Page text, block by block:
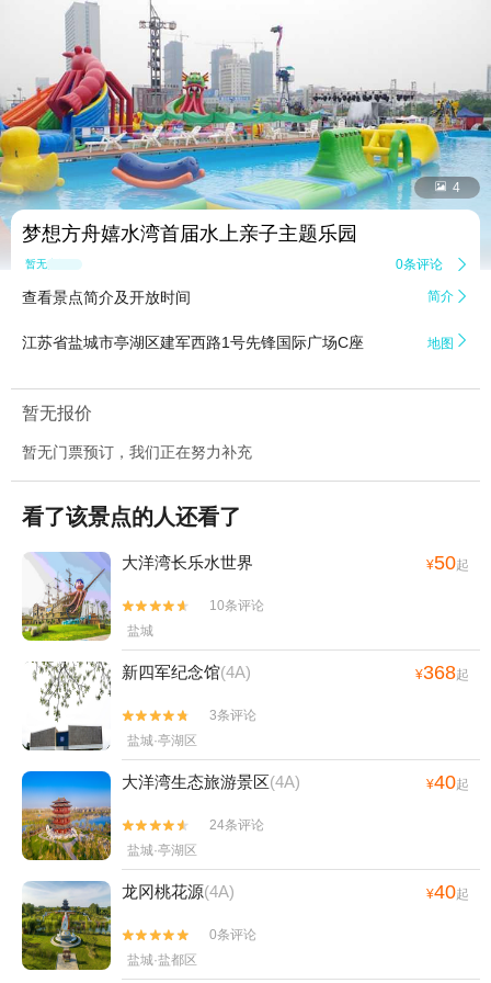
 4
梦想方舟嬉水湾首届水上亲子主题乐园
暂无点评 0条评论 
查看景点简介及开放时间 简介 
江苏省盐城市亭湖区建军西路1号先锋国际广场C座 地图 
暂无报价
暂无门票预订，我们正在努力补充
看了该景点的人还看了
大洋湾长乐水世界 ¥50起


10条评论
盐城
新四军纪念馆(4A) ¥368起


3条评论
盐城·亭湖区
大洋湾生态旅游景区(4A) ¥40起


24条评论
盐城·亭湖区
龙冈桃花源(4A) ¥40起


0条评论
盐城·盐都区